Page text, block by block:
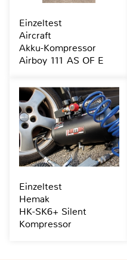
Einzeltest
Aircraft
Akku-Kompressor
Airboy 111 AS OF E
Einzeltest
Hemak
HK-SK6+ Silent
Kompressor